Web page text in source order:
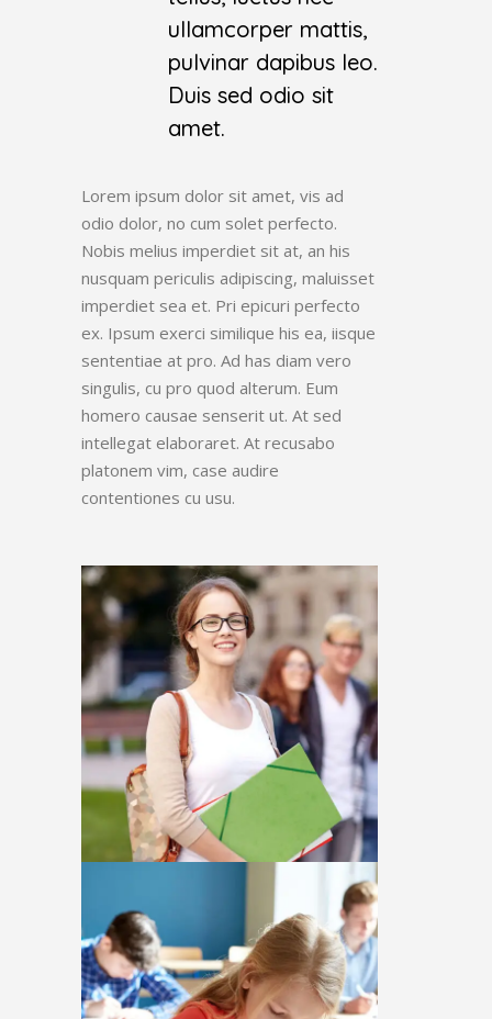
ullamcorper mattis,
pulvinar dapibus leo.
Duis sed odio sit
amet.
Lorem ipsum dolor sit amet, vis ad
odio dolor, no cum solet perfecto.
Nobis melius imperdiet sit at, an his
nusquam periculis adipiscing, maluisset
imperdiet sea et. Pri epicuri perfecto
ex. Ipsum exerci similique his ea, iisque
sententiae at pro. Ad has diam vero
singulis, cu pro quod alterum. Eum
homero causae senserit ut. At sed
intellegat elaboraret. At recusabo
platonem vim, case audire
contentiones cu usu.